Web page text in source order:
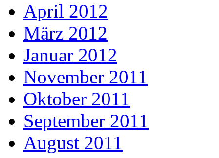
April 2012
März 2012
Januar 2012
November 2011
Oktober 2011
September 2011
August 2011